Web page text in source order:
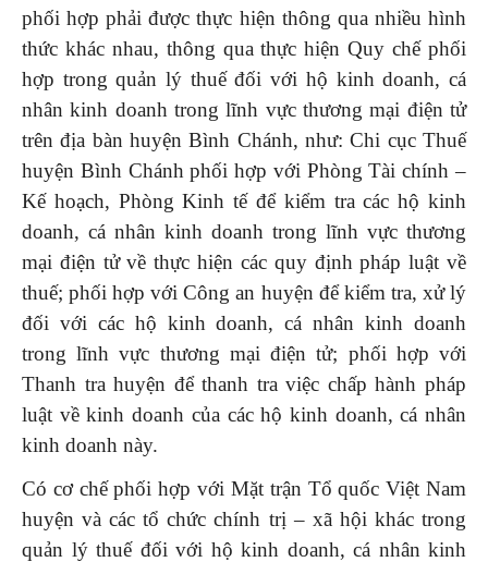
phối hợp phải được thực hiện thông qua nhiều hình
thức khác nhau, thông qua thực hiện Quy chế phối
hợp trong quản lý thuế đối với hộ kinh doanh, cá
nhân kinh doanh trong lĩnh vực thương mại điện tử
trên địa bàn huyện Bình Chánh, như: Chi cục Thuế
huyện Bình Chánh phối hợp với Phòng Tài chính –
Kế hoạch, Phòng Kinh tế để kiểm tra các hộ kinh
doanh, cá nhân kinh doanh trong lĩnh vực thương
mại điện tử về thực hiện các quy định pháp luật về
thuế; phối hợp với Công an huyện để kiểm tra, xử lý
đối với các hộ kinh doanh, cá nhân kinh doanh
trong lĩnh vực thương mại điện tử; phối hợp với
Thanh tra huyện để thanh tra việc chấp hành pháp
luật về kinh doanh của các hộ kinh doanh, cá nhân
kinh doanh này.
Có cơ chế phối hợp với Mặt trận Tổ quốc Việt Nam
huyện và các tổ chức chính trị – xã hội khác trong
quản lý thuế đối với hộ kinh doanh, cá nhân kinh